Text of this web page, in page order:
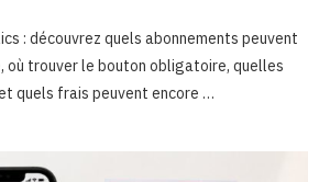
: découvrez quels abonnements peuvent
où trouver le bouton obligatoire, quelles
quels frais peuvent encore …